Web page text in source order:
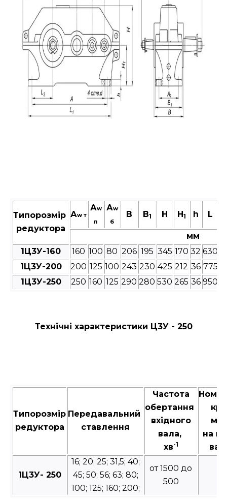
Типорозмір
редуктора
Аw т
Аw
п
Аw
б
В B1 Н H1 h L
мм
1Ц3У-160
160 100 80 206 195 345 170 32 630
1Ц3У-200
200 125 100 243 230 425 212 36 775
1Ц3У-250
250 160 125 290 280 530 265 36 950
Технічні характеристики Ц3У - 250
Типорозмір
редуктора
Передавальний
ставлення
Частота
обертання
вхідного
вала,
хв-1
на
1Ц3У- 250
16; 20; 25; 31,5; 40;
45; 50; 56; 63; 80;
100; 125; 160; 200;
от 1500 до
500